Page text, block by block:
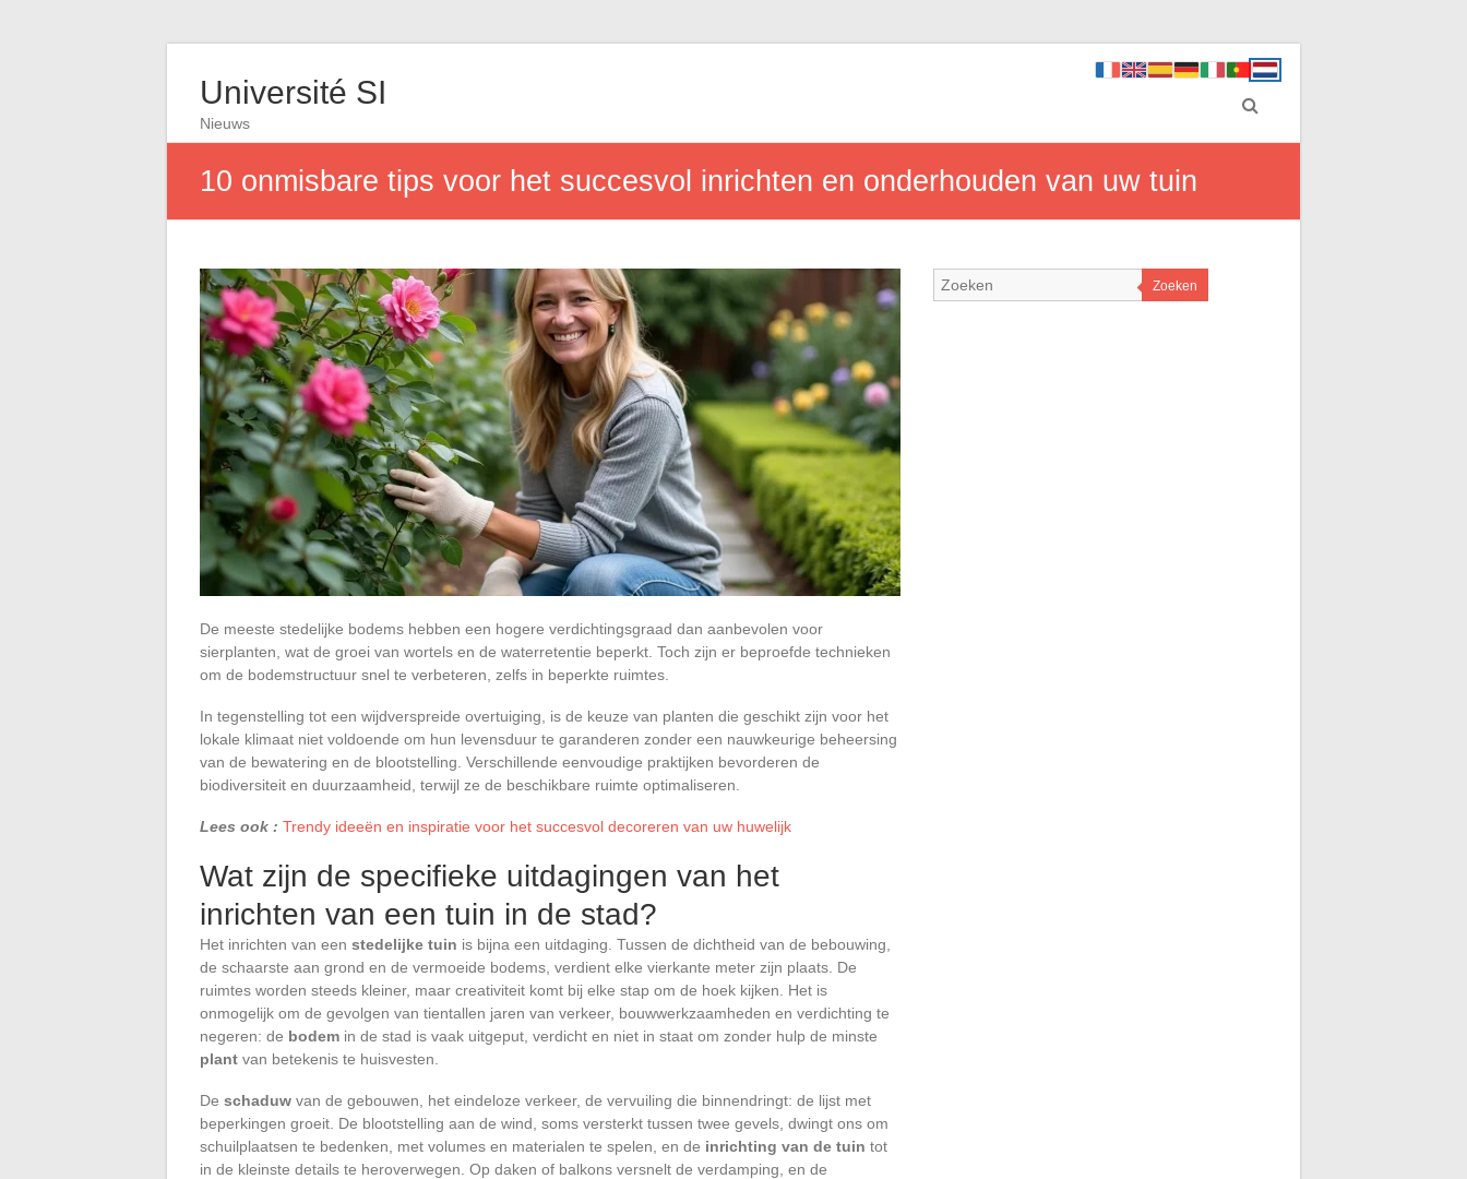
Université SI
Nieuws
10 onmisbare tips voor het succesvol inrichten en onderhouden van uw tuin
De meeste stedelijke bodems hebben een hogere verdichtingsgraad dan aanbevolen voor
sierplanten, wat de groei van wortels en de waterretentie beperkt. Toch zijn er beproefde technieken
om de bodemstructuur snel te verbeteren, zelfs in beperkte ruimtes.
In tegenstelling tot een wijdverspreide overtuiging, is de keuze van planten die geschikt zijn voor het
lokale klimaat niet voldoende om hun levensduur te garanderen zonder een nauwkeurige beheersing
van de bewatering en de blootstelling. Verschillende eenvoudige praktijken bevorderen de
biodiversiteit en duurzaamheid, terwijl ze de beschikbare ruimte optimaliseren.
Lees ook : Trendy ideeën en inspiratie voor het succesvol decoreren van uw huwelijk
Wat zijn de specifieke uitdagingen van het
inrichten van een tuin in de stad?
Het inrichten van een stedelijke tuin is bijna een uitdaging. Tussen de dichtheid van de bebouwing,
de schaarste aan grond en de vermoeide bodems, verdient elke vierkante meter zijn plaats. De
ruimtes worden steeds kleiner, maar creativiteit komt bij elke stap om de hoek kijken. Het is
onmogelijk om de gevolgen van tientallen jaren van verkeer, bouwwerkzaamheden en verdichting te
negeren: de bodem in de stad is vaak uitgeput, verdicht en niet in staat om zonder hulp de minste
plant van betekenis te huisvesten.
De schaduw van de gebouwen, het eindeloze verkeer, de vervuiling die binnendringt: de lijst met
beperkingen groeit. De blootstelling aan de wind, soms versterkt tussen twee gevels, dwingt ons om
schuilplaatsen te bedenken, met volumes en materialen te spelen, en de inrichting van de tuin tot
in de kleinste details te heroverwegen. Op daken of balkons versnelt de verdamping, en de
Zoeken